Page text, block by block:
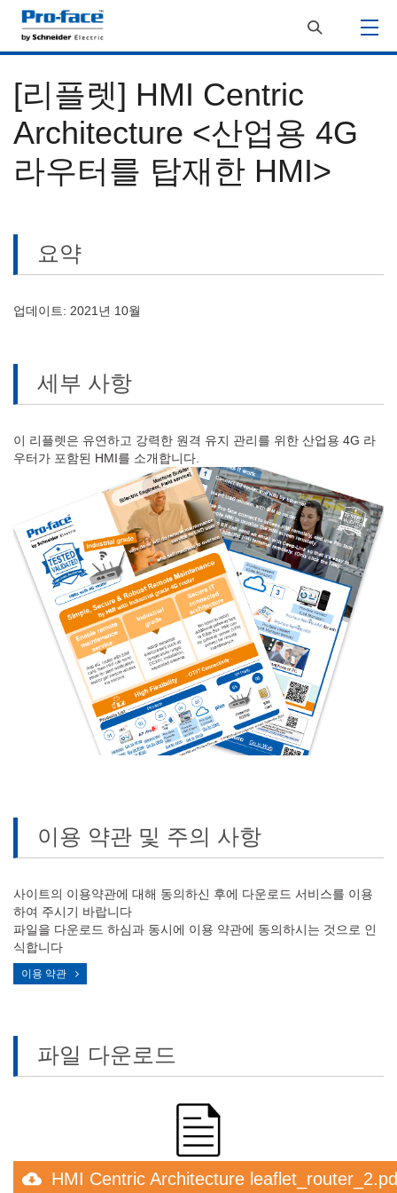
[리플렛] HMI Centric
Architecture <산업용 4G
라우터를 탑재한 HMI>
요약
업데이트: 2021년 10월
세부 사항
이 리플렛은 유연하고 강력한 원격 유지 관리를 위한 산업용 4G 라
우터가 포함된 HMI를 소개합니다.
이용 약관 및 주의 사항
사이트의 이용약관에 대해 동의하신 후에 다운로드 서비스를 이용
하여 주시기 바랍니다
파일을 다운로드 하심과 동시에 이용 약관에 동의하시는 것으로 인
식합니다
이용 약관
파일 다운로드
HMI Centric Architecture